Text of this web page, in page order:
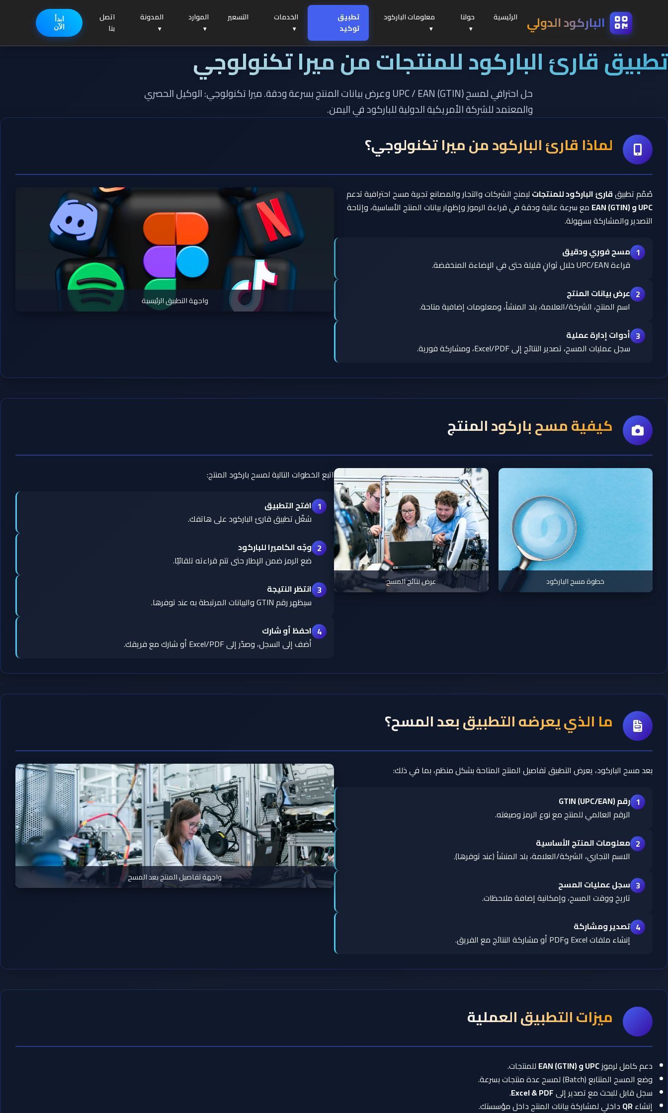
الباركودالدولي الرئيسية حولنا معلومات الباركود
تطبيق
توكيد
الخدمات التسعير الموارد المدونة
اتصل
بنا
ابدأ
الآن
تطبيق قارئ الباركود للمنتجات من ميرا تكنولوجي
حل احترافي لمسح UPC / EAN (GTIN) وعرض بيانات المنتج بسرعة ودقة. ميرا تكنولوجي: الوكيل الحصري
والمعتمد للشركة الأمريكية الدولية للباركود في اليمن.
لماذا قارئ الباركود من ميرا تكنولوجي؟
صُمّم تطبيققارئ الباركود للمنتجات ليمنح الشركات والتجار والمصانع تجربة مسح احترافية تدعم
UPC و EAN (GTIN)
مع سرعة عالية ودقة في قراءة الرموز وإظهار بيانات المنتج الأساسية، وإتاحة
التصدير والمشاركة بسهولة.
1 مسح فوري ودقيق
قراءة UPC/EAN خلال ثوانٍ قليلة حتى في الإضاءة المنخفضة.
2 عرض بيانات المنتج
اسم المنتج، الشركة/العلامة، بلد المنشأ، ومعلومات إضافية متاحة.
3 أدوات إدارة عملية
سجل عمليات المسح، تصدير النتائج إلى Excel/PDF، ومشاركة فورية.
واجهة التطبيق الرئيسية
كيفية مسح باركود المنتج
خطوة مسح الباركود عرض نتائج المسح
اتبع الخطوات التالية لمسح باركود المنتج:
1 افتح التطبيق
شغّل تطبيق قارئ الباركود على هاتفك.
2 وجّه الكاميرا للباركود
ضع الرمز ضمن الإطار حتى تتم قراءته تلقائيًا.
3 انتظر النتيجة
سيظهر رقم GTIN والبيانات المرتبطة به عند توفرها.
4 احفظ أو شارك
أضف إلى السجل، وصدّر إلى Excel/PDF أو شارك مع فريقك.
ما الذي يعرضه التطبيق بعد المسح؟
بعد مسح الباركود، يعرض التطبيق تفاصيل المنتج المتاحة بشكل منظم، بما في ذلك:
1 رقم GTIN (UPC/EAN)
الرقم العالمي للمنتج مع نوع الرمز وصيغته.
2 معلومات المنتج الأساسية
الاسم التجاري، الشركة/العلامة، بلد المنشأ (عند توفرها).
3 سجل عمليات المسح
تاريخ ووقت المسح، وإمكانية إضافة ملاحظات.
4 تصدير ومشاركة
إنشاء ملفات Excel وPDF أو مشاركة النتائج مع الفريق.
واجهة تفاصيل المنتج بعد المسح
ميزات التطبيق العملية
دعم كامل لرموزUPC و EAN (GTIN)
للمنتجات.
وضع المسح المتتابع (Batch) لمسح عدة منتجات بسرعة.
سجل قابل للبحث مع تصدير إلىExcel & PDF
.
إنشاءQR داخلي لمشاركة بيانات المنتج داخل مؤسستك.